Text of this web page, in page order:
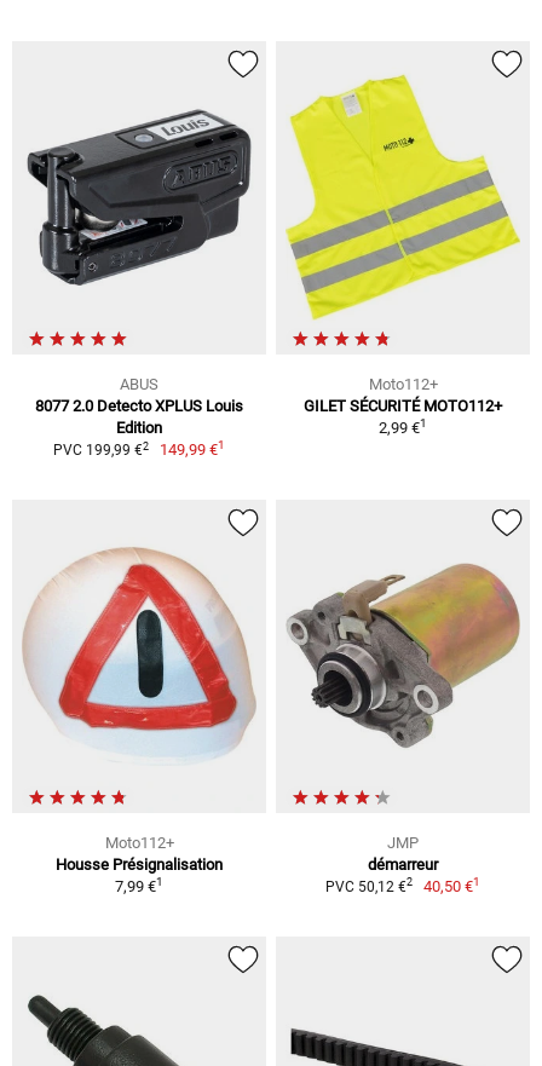
ABUS
8077 2.0 Detecto XPLUS Louis
Edition
PVC 199,99 €2 149,99 €1
Moto112+
GILET SÉCURITÉ MOTO112+
2,99 €1
Moto112+
Housse Présignalisation
7,99 €1
JMP
démarreur
PVC 50,12 €2 40,50 €1